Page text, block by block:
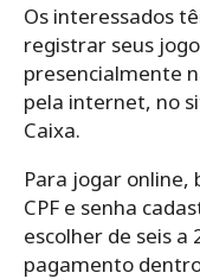
Os interessados
registrar seus
presencialmente
pela internet, no
Caixa.
Para jogar online,
CPF e senha
escolher de seis a
pagamento